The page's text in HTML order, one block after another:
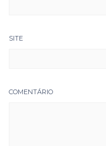
SITE
COMENTÁRIO